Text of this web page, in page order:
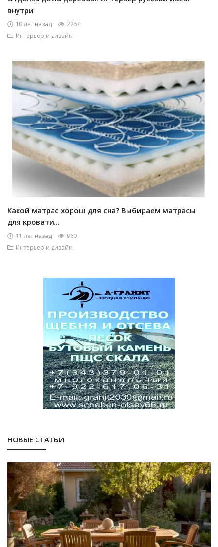
внутри
10 лет назад
2267
Интерьер и дизайн
Какой матрас хорош для сна? Выбираем матрасы
для кровати...
11 лет назад
960
Интерьер и дизайн
НОВЫЕ СТАТЬИ